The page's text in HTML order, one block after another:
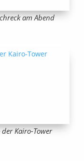
am Abend
Kairo-Tower